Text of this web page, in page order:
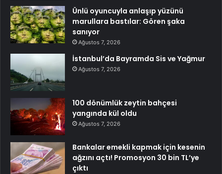
Ünlü oyuncuyla anlaşıp yüzünü
marullara bastılar: Gören şaka
sanıyor
Ağustos 7, 2026
İstanbul’da Bayramda Sis ve Yağmur
Ağustos 7, 2026
100 dönümlük zeytin bahçesi
yangında kül oldu
Ağustos 7, 2026
Bankalar emekli kapmak için kesenin
ağzını açtı! Promosyon 30 bin TL’ye
çıktı